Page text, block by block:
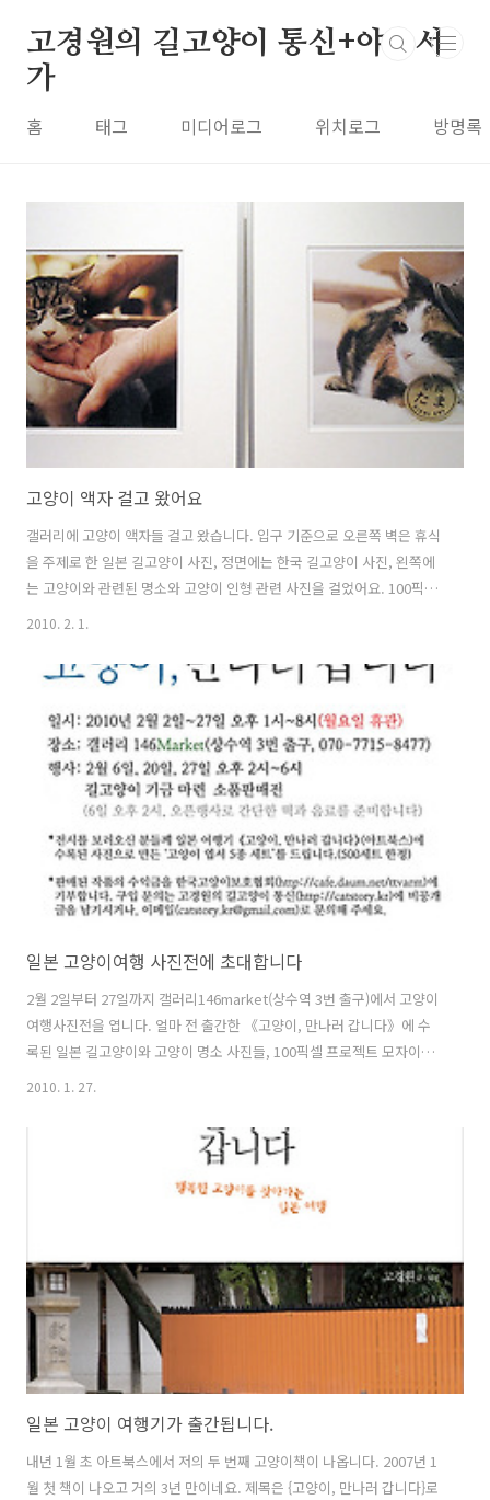
고경원의 길고양이 통신+야옹서
가
홈 태그 미디어로그 위치로그 방명록
고양이 액자 걸고 왔어요
갤러리에 고양이 액자들 걸고 왔습니다. 입구 기준으로 오른쪽 벽은 휴식
을 주제로 한 일본 길고양이 사진, 정면에는 한국 길고양이 사진, 왼쪽에
는 고양이와 관련된 명소와 고양이 인형 관련 사진을 걸었어요. 100픽셀
프로젝트 사진은 대형인화업체에 별도로 맡겼는데, 토요일까지 오기로
겨달라 했더니 그 뒤로 연락이 없고, 관리실에도 안 왔다고 하니 좀 난감
합니다. 일단 그 사진 1장을 제외하면 나머지는 다 걸린 상태인데, 사진
의 행방을 확인하는대로 설치해서 마저 포스팅할게요. *[추가] 배송사고
로 100픽셀 사진은 2월 5일부터 전시합니다. 카페 란포의 안경 쓴 간판
고양이 료스케와, 기시 역 고양이 역장 타마의 초상사진입니다. 여행 중
2010. 2. 1.
일본 고양이여행 사진전에 초대합니다
2월 2일부터 27일까지 갤러리146market(상수역 3번 출구)에서 고양이
여행사진전을 엽니다. 얼마 전 출간한 《고양이, 만나러 갑니다》에 수
록된 일본 길고양이와 고양이 명소 사진들, 100픽셀 프로젝트 모자이크
사진과 기금마련전을 위해 준비한 한국 길고양이 사진을 함께 겁니다. 전
면 좋겠고, 전시가 끝난 뒤에도, 언젠가 우연히 길고양이와 마주칠 때 한
번쯤 다정한 눈길을 건네게 해줄 계기가 되는 전시였음 좋겠습니다. 2월
6일, 20일, 27일 오후에는 제가 나가 있으면서 소품판매전도 진행하니
시간 되시면 구경 오세요^^ 그때는 고양이 역장 타마의 캐릭터상품도 갖
요..
2010. 1. 27.
일본 고양이 여행기가 출간됩니다.
내년 1월 초 아트북스에서 저의 두 번째 고양이책이 나옵니다. 2007년 1
월 첫 책이 나오고 거의 3년 만이네요. 제목은 {고양이, 만나러 갑니다}로